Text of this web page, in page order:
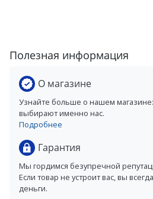
Полезная информация
О магазине
Узнайте больше о нашем
выбирают именно нас.
Подробнее
Гарантия
Мы гордимся безупречной
Если товар не устроит вас, вы
деньги.